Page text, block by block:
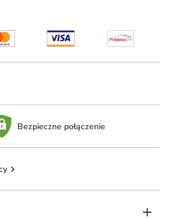
Bezpieczne połączenie